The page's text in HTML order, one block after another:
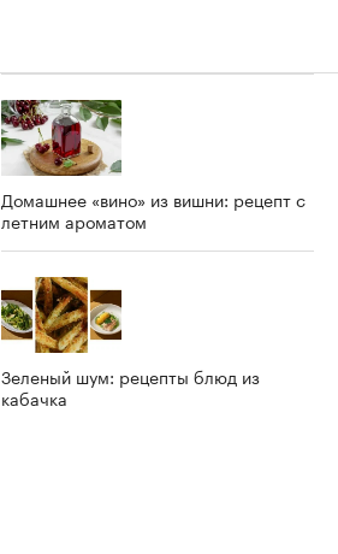
Домашнее «вино» из вишни: рецепт с
летним ароматом
Зеленый шум: рецепты блюд из
кабачка